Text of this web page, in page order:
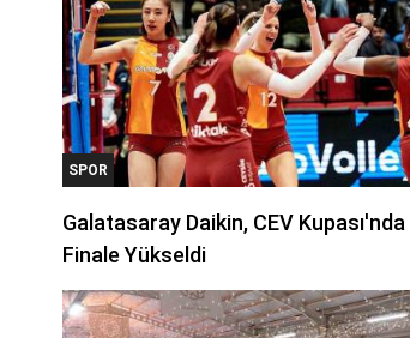
SPOR
Galatasaray Daikin, CEV Kupası'nda
Finale Yükseldi